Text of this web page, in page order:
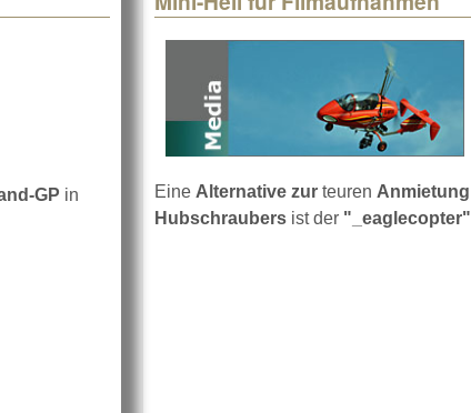
GP in
Eine Alternative zur teuren Anmietung
Hubschraubers ist der "_eaglecopter"